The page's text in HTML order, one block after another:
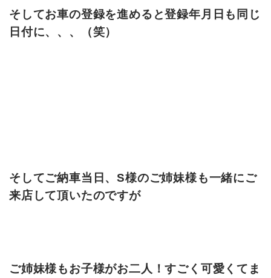
そしてお車の登録を進めると登録年月日も同じ
日付に、、、（笑）
そしてご納車当日、S様のご姉妹様も一緒にご
来店して頂いたのですが
ご姉妹様もお子様がお二人！すごく可愛くてま